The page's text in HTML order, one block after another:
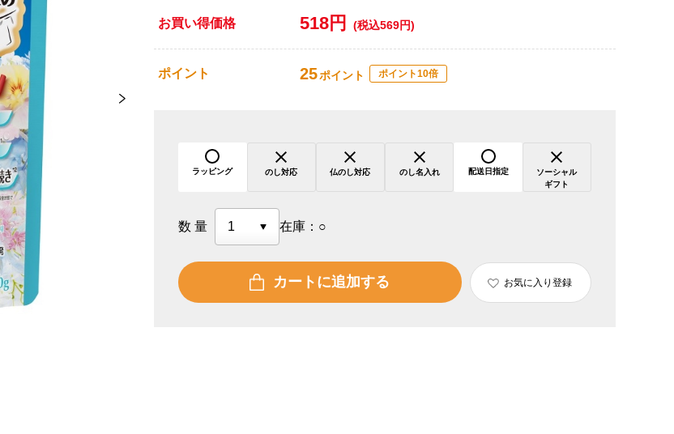
お買い得価格 518円 (税込569円)
ポイント 25ポイント ポイント10倍
ラッピング のし対応 仏のし対応 のし名入れ 配送日指定
ソーシャル
ギフト
数量 在庫： ○
カートに追加する お気に入り登録